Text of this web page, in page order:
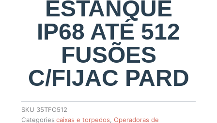
ESTANQUE
IP68 ATÉ 512
FUSÕES
C/FIJAC PARD
SKU 35TFO512
Categories caixas e torpedos,Operadoras de